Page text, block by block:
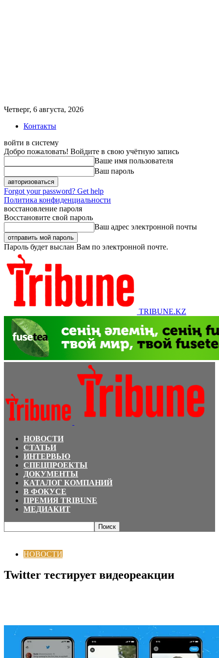
Четверг, 6 августа, 2026
Контакты
войти в систему
Добро пожаловать! Войдите в свою учётную запись
Ваше имя пользователя
Ваш пароль
Forgot your password? Get help
Политика конфиденциальности
восстановление пароля
Восстановите свой пароль
Ваш адрес электронной почты
Пароль будет выслан Вам по электронной почте.
TRIBUNE.KZ
НОВОСТИ
СТАТЬИ
ИНТЕРВЬЮ
СПЕЦПРОЕКТЫ
ДОКУМЕНТЫ
КАТАЛОГ КОМПАНИЙ
В ФОКУСЕ
ПРЕМИЯ TRIBUNE
МЕДИАКИТ
НОВОСТИ
Twitter тестирует видеореакции